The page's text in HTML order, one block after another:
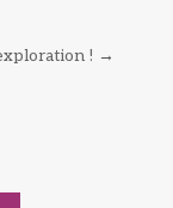
! →